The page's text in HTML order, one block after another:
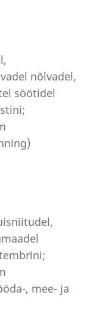
nõlvadel,
söötidel
, mee- ja